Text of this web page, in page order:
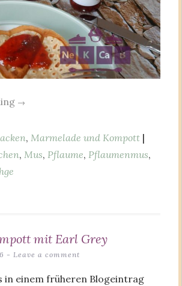
→
, Marmelade und Kompott |
, Mus, Pflaume, Pflaumenmus,
mit Earl Grey
Leave a comment
in einem früheren Blogeintrag